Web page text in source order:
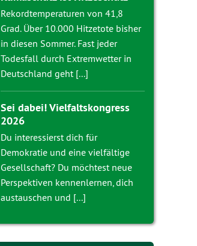
Rekordtemperaturen von 41,8
Grad. Über 10.000 Hitzetote bisher
in diesen Sommer. Fast jeder
Todesfall durch Extremwetter in
Deutschland geht [...]
Sei dabei! Vielfaltskongress
2026
Du interessierst dich für
Demokratie und eine vielfältige
Gesellschaft? Du möchtest neue
Perspektiven kennenlernen, dich
austauschen und [...]